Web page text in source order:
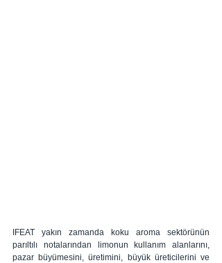
IFEAT yakın zamanda koku aroma sektörünün
parıltılı notalarından limonun kullanım alanlarını,
pazar büyümesini, üretimini, büyük üreticilerini ve